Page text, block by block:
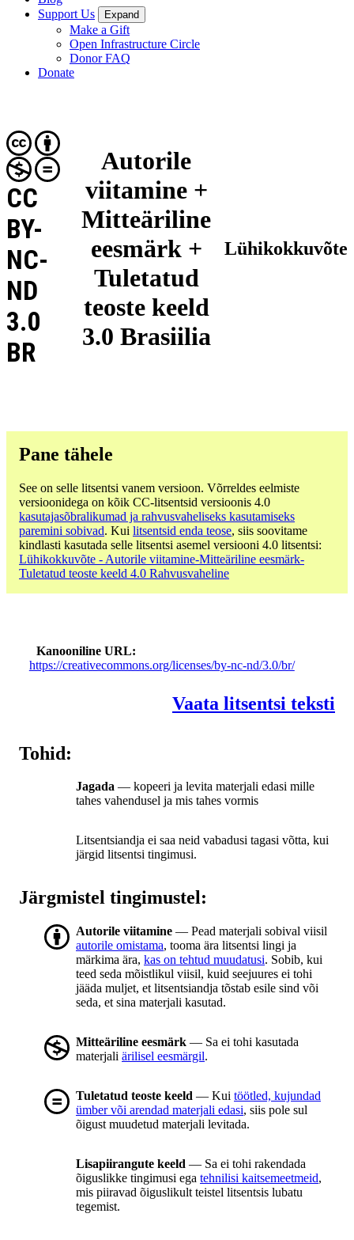
Support Us
Expand
Make a Gift
Open Infrastructure Circle
Donor FAQ
Donate
Autorile
viitamine +
Mitteäriline
eesmärk +
Tuletatud
teoste keeld
3.0 Brasiilia
CC
BY-
NC-
ND
3.0
BR
Lühikokkuvõte
Pane tähele
See on selle litsentsi vanem versioon. Võrreldes eelmiste
versioonidega on kõik CC-litsentsid versioonis 4.0
kasutajasõbralikumad ja rahvusvaheliseks kasutamiseks
paremini sobivad. Kui litsentsid enda teose, siis soovitame
kindlasti kasutada selle litsentsi asemel versiooni 4.0 litsentsi:
Lühikokkuvõte - Autorile viitamine-Mitteäriline eesmärk-
Tuletatud teoste keeld 4.0 Rahvusvaheline
Kanooniline URL
https://creativecommons.org/licenses/by-nc-nd/3.0/br/
Vaata litsentsi teksti
Tohid:
Jagada — kopeeri ja levita materjali edasi mille
tahes vahendusel ja mis tahes vormis
Litsentsiandja ei saa neid vabadusi tagasi võtta, kui
järgid litsentsi tingimusi.
Järgmistel tingimustel:
Autorile viitamine — Pead materjali sobival viisil
autorile omistama, tooma ära litsentsi lingi ja
märkima ära, kas on tehtud muudatusi. Sobib, kui
teed seda mõistlikul viisil, kuid seejuures ei tohi
jääda muljet, et litsentsiandja tõstab esile sind või
seda, et sina materjali kasutad.
Mitteäriline eesmärk — Sa ei tohi kasutada
materjali ärilisel eesmärgil.
Tuletatud teoste keeld — Kui töötled, kujundad
ümber või arendad materjali edasi, siis pole sul
õigust muudetud materjali levitada.
Lisapiirangute keeld — Sa ei tohi rakendada
õiguslikke tingimusi ega tehnilisi kaitsemeetmeid,
mis piiravad õiguslikult teistel litsentsis lubatu
tegemist.